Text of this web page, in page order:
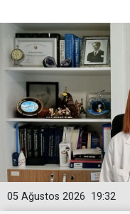
19:32
05 Ağustos 2026